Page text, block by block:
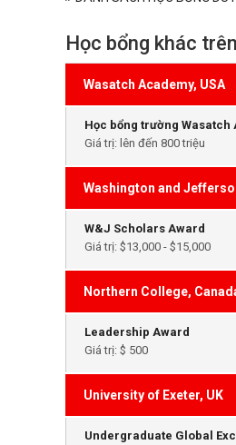
Học bổng khác
Wasatch Academy, USA
Học bổng trường Wasatch
Giá trị: lên đến 800 triệu
Washington and
W&J Scholars Award
Giá trị: $13,000 - $15,000
Northern College,
Leadership Award
Giá trị: $ 500
University of Exeter, UK
Undergraduate Global